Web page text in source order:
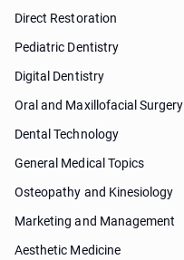
Direct Restoration
Pediatric Dentistry
Digital Dentistry
Oral and Maxillofacial Surgery
Dental Technology
General Medical Topics
Osteopathy and Kinesiology
Marketing and Management
Aesthetic Medicine